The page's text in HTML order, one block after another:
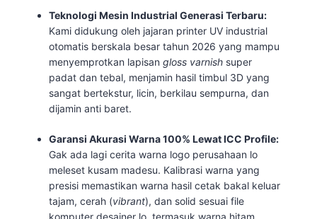
Teknologi Mesin Industrial Generasi Terbaru:
Kami didukung oleh jajaran printer UV industrial
otomatis berskala besar tahun 2026 yang mampu
menyemprotkan lapisangloss varnish super
padat dan tebal, menjamin hasil timbul 3D yang
sangat bertekstur, licin, berkilau sempurna, dan
dijamin anti baret.
Garansi Akurasi Warna 100% Lewat ICC Profile:
Gak ada lagi cerita warna logo perusahaan lo
meleset kusam madesu. Kalibrasi warna yang
presisi memastikan warna hasil cetak bakal keluar
tajam, cerah (vibrant), dan solid sesuai file
komputer desainer lo, termasuk warna hitam